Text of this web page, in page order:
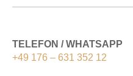
TELEFON / WHATSAPP
+49 176 – 631 352 12